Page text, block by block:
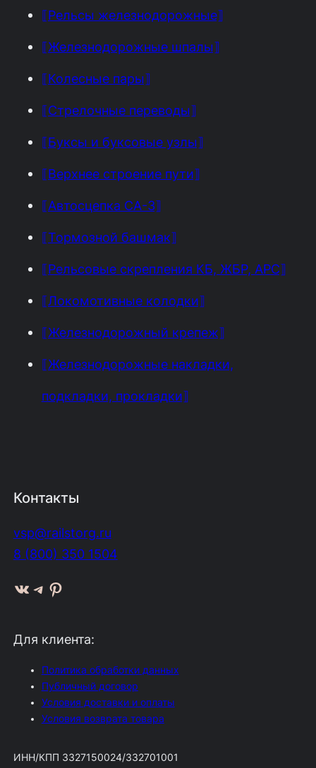
⟦Рельсы железнодорожные⟧
⟦Железнодорожные шпалы⟧
⟦Колесные пары⟧
⟦Стрелочные переводы⟧
⟦Буксы и буксовые узлы⟧
⟦Верхнее строение пути⟧
⟦Автосцепка СА-3⟧
⟦Тормозной башмак⟧
⟦Рельсовые скрепления КБ, ЖБР, АРС⟧
⟦Локомотивные колодки⟧
⟦Железнодорожный крепеж⟧
⟦Железнодорожные накладки,
подкладки, прокладки⟧
Контакты
vsp@railstorg.ru
8 (800) 350 1504
ВКонтакте Telegram Pinterest
Для клиента:
Политика обработки данных
Публичный договор
Условия доставки и оплаты
Условия возврата товара
ИНН/КПП 3327150024/332701001